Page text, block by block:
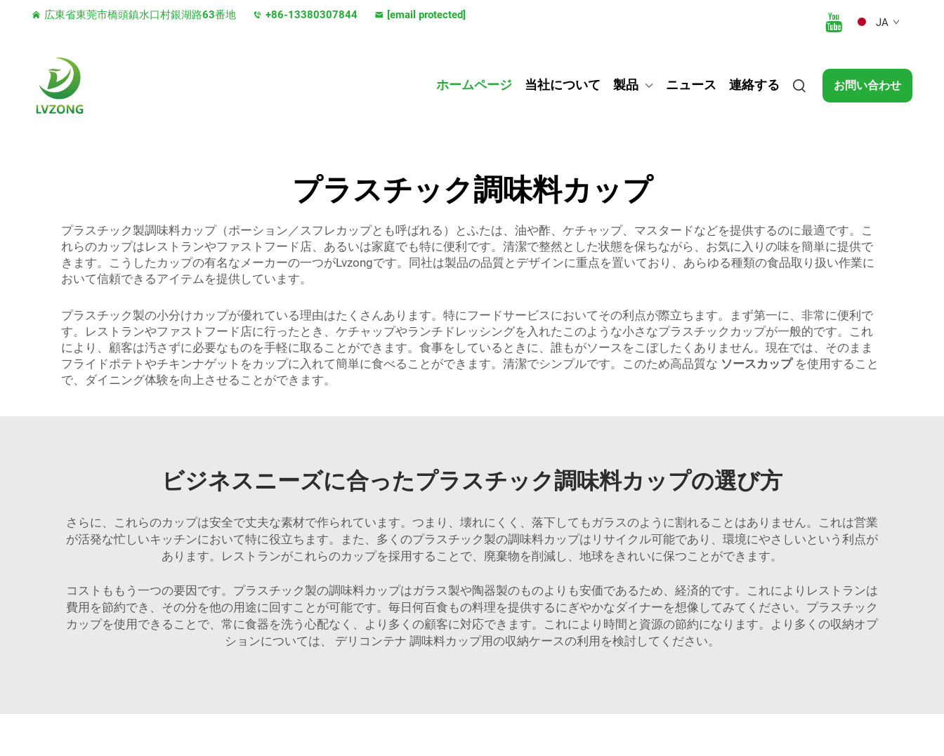
広東省東莞市橋頭鎮水口村銀湖路63番地 +86-13380307844 [email protected]
JA
ホームページ 当社について 製品 ニュース 連絡する お問い合わせ
プラスチック調味料カップ
プラスチック製調味料カップ（ポーション／スフレカップとも呼ばれる）とふたは、油や酢、ケチャップ、マスタードなどを提供するのに最適です。こ
れらのカップはレストランやファストフード店、あるいは家庭でも特に便利です。清潔で整然とした状態を保ちながら、お気に入りの味を簡単に提供で
きます。こうしたカップの有名なメーカーの一つがLvzongです。同社は製品の品質とデザインに重点を置いており、あらゆる種類の食品取り扱い作業に
おいて信頼できるアイテムを提供しています。
プラスチック製の小分けカップが優れている理由はたくさんあります。特にフードサービスにおいてその利点が際立ちます。まず第一に、非常に便利で
す。レストランやファストフード店に行ったとき、ケチャップやランチドレッシングを入れたこのような小さなプラスチックカップが一般的です。これ
により、顧客は汚さずに必要なものを手軽に取ることができます。食事をしているときに、誰もがソースをこぼしたくありません。現在では、そのまま
フライドポテトやチキンナゲットをカップに入れて簡単に食べることができます。清潔でシンプルです。このため高品質な ソースカップ を使用すること
で、ダイニング体験を向上させることができます。
ビジネスニーズに合ったプラスチック調味料カップの選び方
さらに、これらのカップは安全で丈夫な素材で作られています。つまり、壊れにくく、落下してもガラスのように割れることはありません。これは営業
が活発な忙しいキッチンにおいて特に役立ちます。また、多くのプラスチック製の調味料カップはリサイクル可能であり、環境にやさしいという利点が
あります。レストランがこれらのカップを採用することで、廃棄物を削減し、地球をきれいに保つことができます。
コストももう一つの要因です。プラスチック製の調味料カップはガラス製や陶器製のものよりも安価であるため、経済的です。これによりレストランは
費用を節約でき、その分を他の用途に回すことが可能です。毎日何百食もの料理を提供するにぎやかなダイナーを想像してみてください。プラスチック
カップを使用できることで、常に食器を洗う心配なく、より多くの顧客に対応できます。これにより時間と資源の節約になります。より多くの収納オプ
ションについては、 デリコンテナ 調味料カップ用の収納ケースの利用を検討してください。